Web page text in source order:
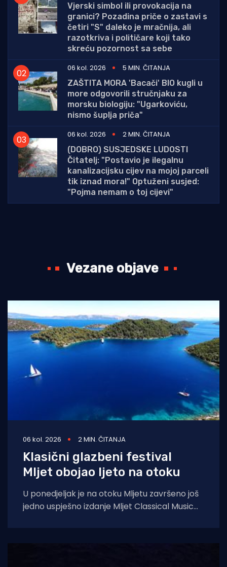
Vjerski simbol ili provokacija na
granici? Pozadina priče o zastavi s
četiri "S" daleko je mračnija, ali
razotkriva i političare koji tako
skreću pozornost sa sebe
06 kol. 2026
5 MIN. ČITANJA
ZAŠTITA MORA 'Bacači' BIO kugli u
more odgovorili stručnjaku za
morsku biologiju: "Ugarkoviću,
nismo šuplja priča"
06 kol. 2026
2 MIN. ČITANJA
(DOBRO) SUSJEDSKE LUDOSTI
Čitatelj: "Postavio je ilegalnu
kanalizacijsku cijev na mojoj parceli
tik iznad mora!" Optuženi susjed:
"Pojma nemam o toj cijevi"
Vezane objave
06 kol. 2026 2 MIN. ČITANJA
Klasični glazbeni festival
Mljet obojao ljeto na otoku
U ponedjeljak je na otoku Mljetu završeno još
jedno uspješno izdanje Mljet Classical Music